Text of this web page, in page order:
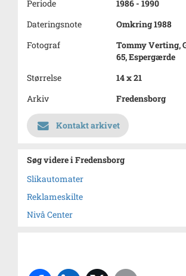
Periode
1986 - 1990
Dateringsnote
Omkring 1988
Fotograf
Tommy Verting,
65, Espergærde
Størrelse
14 x 21
Arkiv
Fredensborg
Kontakt arkivet
Søg videre i Fredensborg
Slikautomater
Reklameskilte
Nivå Center